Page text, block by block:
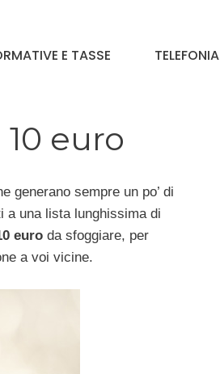
E TASSE TELEFONIA
euro
generano sempre un po’ di
a una lista lunghissima di
euro da sfoggiare, per
a voi vicine.